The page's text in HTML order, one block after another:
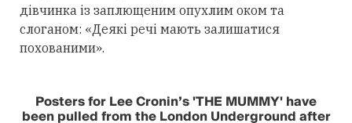
дівчинка із заплющеним опухлим оком та
слоганом: «Деякі речі мають залишатися
похованими».
Posters for Lee Cronin’s 'THE MUMMY' have
been pulled from the London Underground after